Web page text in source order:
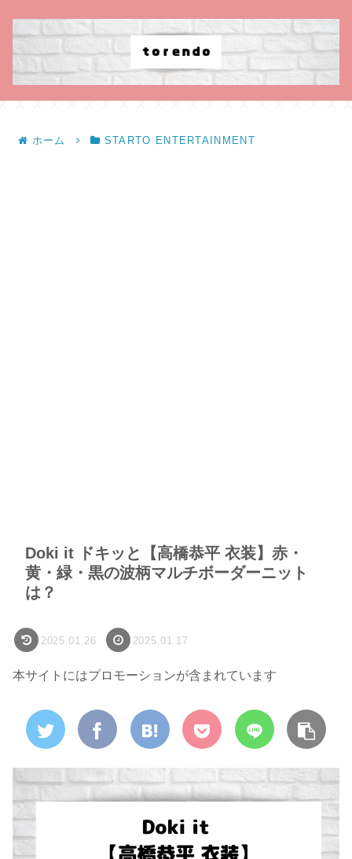
ホーム STARTO ENTERTAINMENT
Doki it ドキッと【高橋恭平 衣装】赤・
黄・緑・黒の波柄マルチボーダーニット
は？
2025.01.26 2025.01.17
本サイトにはプロモーションが含まれています